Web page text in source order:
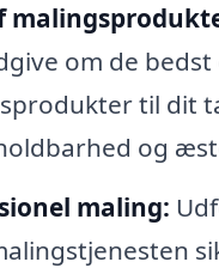
om de bedst
til dit
og
maling: